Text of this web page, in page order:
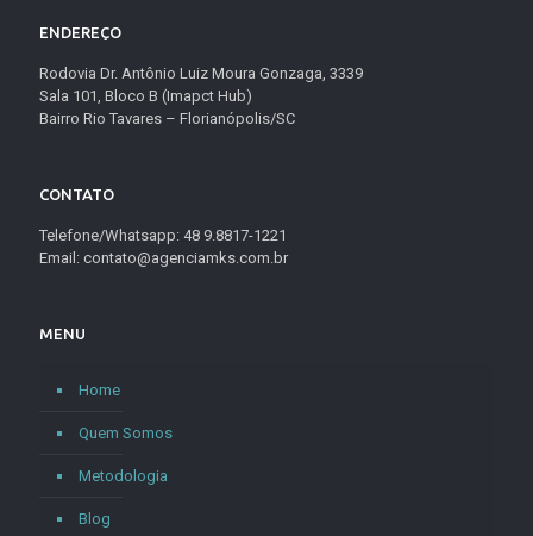
ENDEREÇO
Rodovia Dr. Antônio Luiz Moura Gonzaga, 3339
Sala 101, Bloco B (Imapct Hub)
Bairro Rio Tavares – Florianópolis/SC
CONTATO
Telefone/Whatsapp: 48 9.8817-1221
Email: contato@agenciamks.com.br
MENU
Home
Quem Somos
Metodologia
Blog